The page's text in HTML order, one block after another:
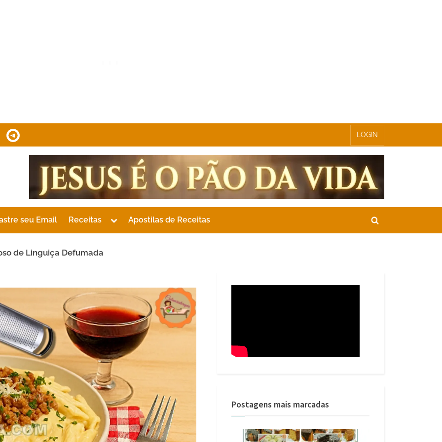
Telegram LOGIN
seu Email Receitas
Toggle
menu
Apostilas de Receitas
Toggle
de Linguiça Defumada
Postagens mais marcadas